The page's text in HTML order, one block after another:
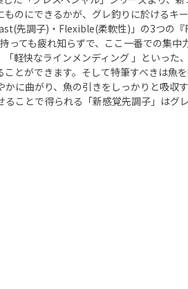
のにできるかが、グレ釣りに於けるキ
先調子)・Flexible(柔軟性)」の3つの『
ても疲れ知らずで、ここ一番での集
軽快なラインメンディング 」といっ
とができます。そして特筆すべきは魚
に曲がり、魚の引きをしっかりと吸収
ことで得られる「新感覚先調子」はグ